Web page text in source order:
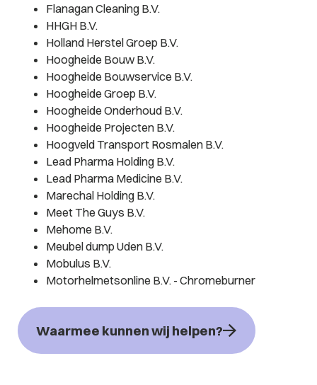
Flanagan Cleaning B.V.
HHGH B.V.
Holland Herstel Groep B.V.
Hoogheide Bouw B.V.
Hoogheide Bouwservice B.V.
Hoogheide Groep B.V.
Hoogheide Onderhoud B.V.
Hoogheide Projecten B.V.
Hoogveld Transport Rosmalen B.V.
Lead Pharma Holding B.V.
Lead Pharma Medicine B.V.
Marechal Holding B.V.
Meet The Guys B.V.
Mehome B.V.
Meubel dump Uden B.V.
Mobulus B.V.
Motorhelmetsonline B.V. - Chromeburner
Waarmee kunnen wij helpen?